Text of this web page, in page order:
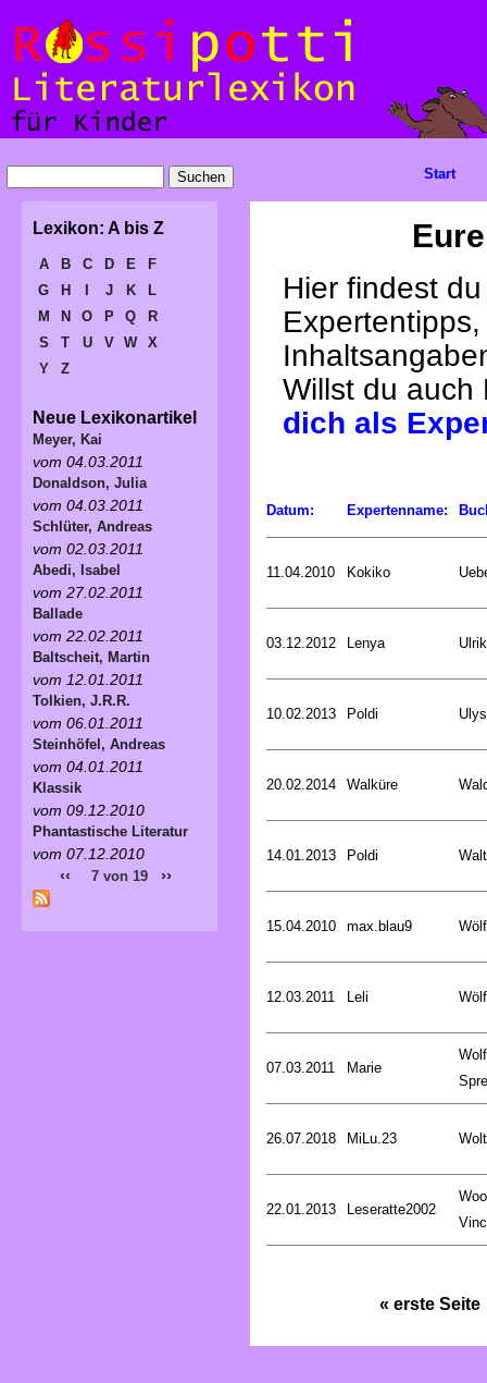
Hier findest
Willst du
dich als
Datum: Expertenname:
11.04.2010 Kokiko
03.12.2012 Lenya
10.02.2013 Poldi
20.02.2014 Walküre
14.01.2013 Poldi
15.04.2010 max.blau9
12.03.2011 Leli
07.03.2011 Marie
26.07.2018 MiLu.23
22.01.2013 Leseratte2002
« erste Seite
Start
Lexikon: A bis Z
A B C D E
F
G
H J K
L
M
N O P Q
R
S
T U V W
X
Y
Z
Neue Lexikonartikel
Meyer, Kai
vom 04.03.2011
Donaldson, Julia
vom 04.03.2011
Schlüter, Andreas
vom 02.03.2011
Abedi, Isabel
vom 27.02.2011
Ballade
vom 22.02.2011
Baltscheit, Martin
vom 12.01.2011
Tolkien, J.R.R.
vom 06.01.2011
Steinhöfel, Andreas
vom 04.01.2011
Klassik
vom 09.12.2010
Phantastische Literatur
vom 07.12.2010
‹‹ 7 von 19 ››